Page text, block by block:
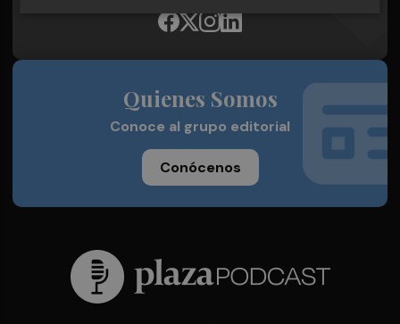
Quienes Somos
Conoce al grupo editorial
Conócenos